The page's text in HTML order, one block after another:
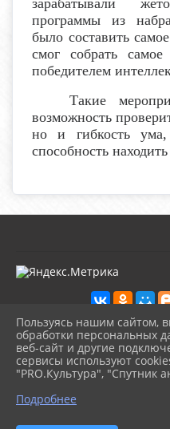
программы из
было составить
смог собрать
победителем
Такие
возможность
но и гибкость
способность
2026 г. kultura-uvat.ru
Вход
Карта сайта
Политика обработки
Сделано на KubCMS
Пользуясь нашим сайтом,
обработки персональных
веб-сайт и другие
сервисы используют
"PRO.Культура", "Спутник
Подробнее